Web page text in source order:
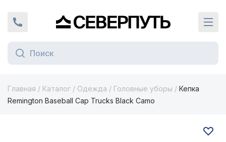
+7 (924) 924-16-46Вернуться на главную страницу
Главная / Каталог / Одежда / Головные уборы / Кепка
Remington Baseball Cap Trucks Black Camo